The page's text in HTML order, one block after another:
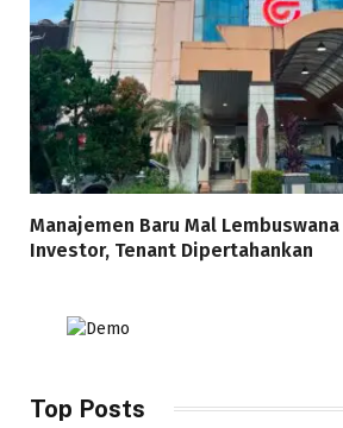
Manajemen Baru Mal
Investor, Tenant Dipertahankan
Top Posts